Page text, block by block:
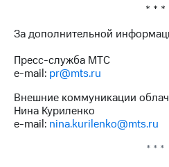
* * *
За дополнительной
Пресс-служба МТС
e-mail: pr@mts.ru
Внешние коммуникации
Нина Куриленко
e-mail: nina.kurilenko@mts.ru
* * *